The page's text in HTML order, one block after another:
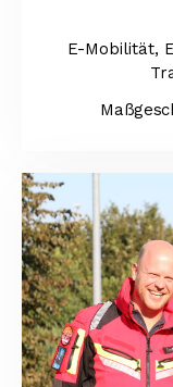
E-Mobilität,